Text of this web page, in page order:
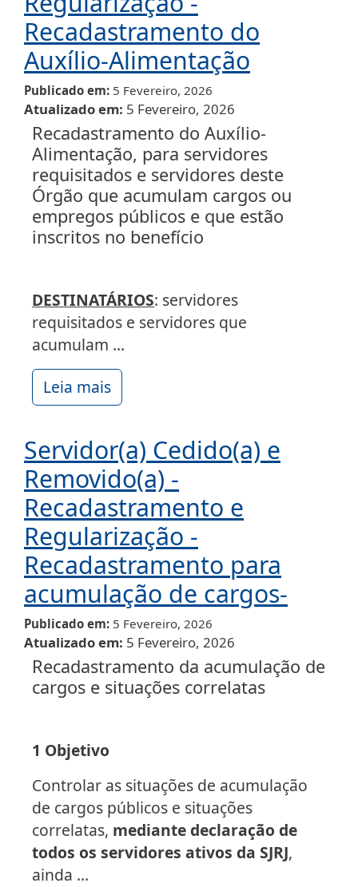
Recadastramento do
Auxílio-Alimentação
Publicado em 5 Fevereiro, 2026
Atualizado em 5 Fevereiro, 2026
Recadastramento do Auxílio-
Alimentação, para servidores
requisitados e servidores deste
Órgão que acumulam cargos ou
empregos públicos e que estão
inscritos no benefício
DESTINATÁRIOS: servidores
requisitados e servidores que
acumulam ...
Leia mais
Servidor(a) Cedido(a) e
Removido(a) -
Recadastramento e
Regularização -
Recadastramento para
acumulação de cargos-
Publicado em 5 Fevereiro, 2026
Atualizado em 5 Fevereiro, 2026
Recadastramento da acumulação de
cargos e situações correlatas
1 Objetivo
Controlar as situações de acumulação
de cargos públicos e situações
correlatas, mediante declaração de
todos os servidores ativos da SJRJ,
ainda ...